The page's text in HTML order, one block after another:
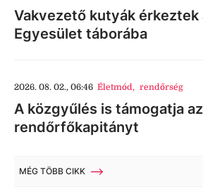
Vakvezető kutyák érkeztek
Egyesület táborába
2026. 08. 02., 06:46 Életmód, rendőrség
A közgyűlés is támogatja
rendőrfőkapitányt
MÉG TÖBB CIKK